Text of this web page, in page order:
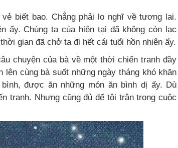
biết bao. Chẳng phải lo nghĩ về tương lai.
ấy. Chúng ta của hiện tại đã không còn lạc
gian đã chở ta đi hết cái tuổi hồn nhiên ấy.
chuyện của bà về một thời chiến tranh đầy
cùng bà suốt những ngày tháng khó khăn
được ăn những món ăn bình dị ấy. Dù
tranh. Nhưng cũng đủ để tôi trân trọng cuộc